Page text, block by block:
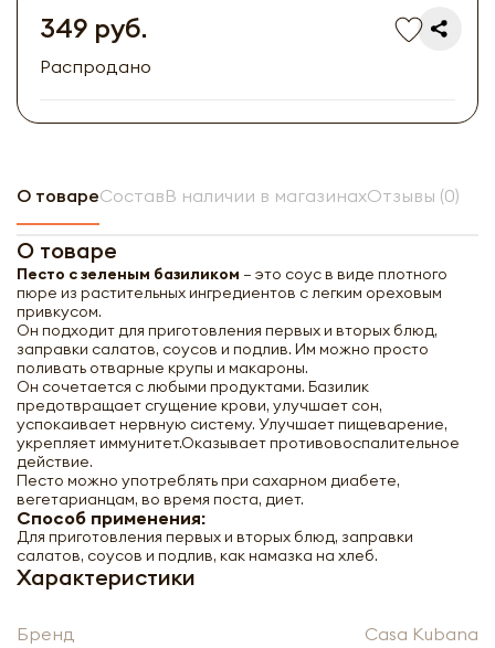
349 руб.
Распродано
О товареСоставВ наличии в магазинахОтзывы (0)
О товаре
Песто с зеленым базиликом – это соус в виде плотного
пюре из растительных ингредиентов с легким ореховым
привкусом.
Он подходит для приготовления первых и вторых блюд,
заправки салатов, соусов и подлив. Им можно просто
поливать отварные крупы и макароны.
Он сочетается с любыми продуктами. Базилик
предотвращает сгущение крови, улучшает сон,
успокаивает нервную систему. Улучшает пищеварение,
укрепляет иммунитет.Оказывает противовоспалительное
действие.
Песто можно употреблять при сахарном диабете,
вегетарианцам, во время поста, диет.
Способ применения:
Для приготовления первых и вторых блюд, заправки
салатов, соусов и подлив, как намазка на хлеб.
Характеристики
Бренд Casa Kubana
Casa Kubana Песто с зеленым